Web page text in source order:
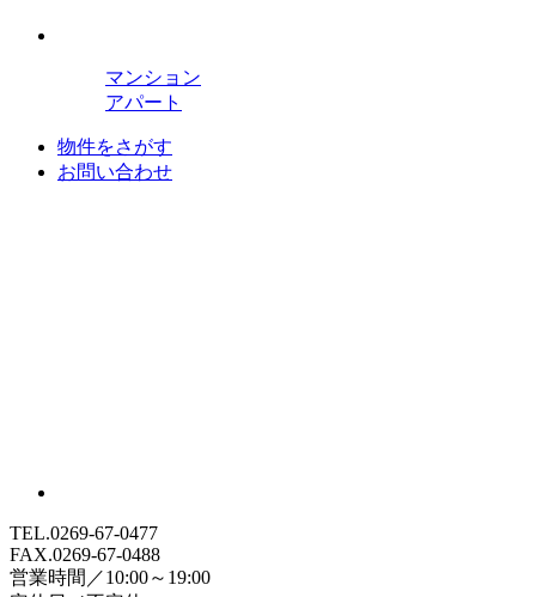
マンション
アパート
物件をさがす
お問い合わせ
TEL.0269-67-0477
FAX.0269-67-0488
営業時間／10:00～19:00